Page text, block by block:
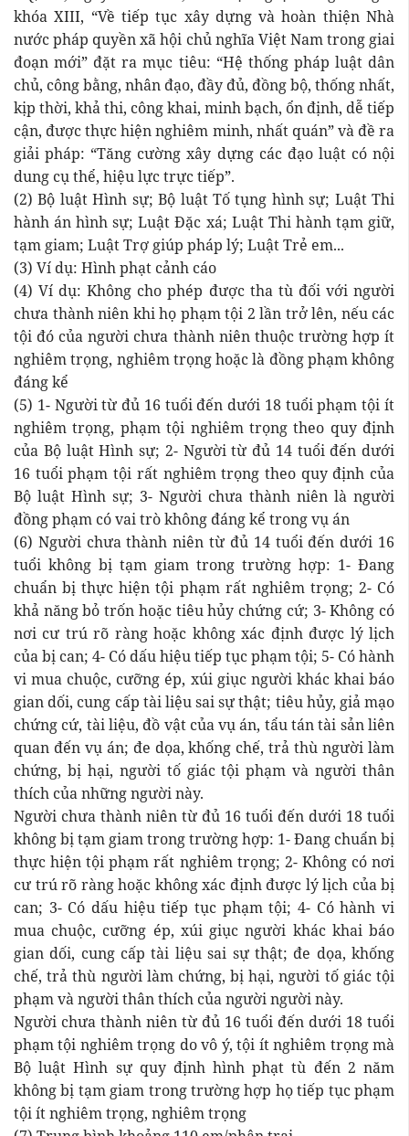
khóa XIII, “Về tiếp tục xây dựng và hoàn thiện Nhà
nước pháp quyền xã hội chủ nghĩa Việt Nam trong giai
đoạn mới” đặt ra mục tiêu: “Hệ thống pháp luật dân
chủ, công bằng, nhân đạo, đầy đủ, đồng bộ, thống nhất,
kịp thời, khả thi, công khai, minh bạch, ổn định, dễ tiếp
cận, được thực hiện nghiêm minh, nhất quán” và đề ra
giải pháp: “Tăng cường xây dựng các đạo luật có nội
dung cụ thể, hiệu lực trực tiếp”.
(2) Bộ luật Hình sự; Bộ luật Tố tụng hình sự; Luật Thi
hành án hình sự; Luật Đặc xá; Luật Thi hành tạm giữ,
tạm giam; Luật Trợ giúp pháp lý; Luật Trẻ em...
(3) Ví dụ: Hình phạt cảnh cáo
(4) Ví dụ: Không cho phép được tha tù đối với người
chưa thành niên khi họ phạm tội 2 lần trở lên, nếu các
tội đó của người chưa thành niên thuộc trường hợp ít
nghiêm trọng, nghiêm trọng hoặc là đồng phạm không
đáng kể
(5) 1- Người từ đủ 16 tuổi đến dưới 18 tuổi phạm tội ít
nghiêm trọng, phạm tội nghiêm trọng theo quy định
của Bộ luật Hình sự; 2- Người từ đủ 14 tuổi đến dưới
16 tuổi phạm tội rất nghiêm trọng theo quy định của
Bộ luật Hình sự; 3- Người chưa thành niên là người
đồng phạm có vai trò không đáng kể trong vụ án
(6) Người chưa thành niên từ đủ 14 tuổi đến dưới 16
tuổi không bị tạm giam trong trường hợp: 1- Đang
chuẩn bị thực hiện tội phạm rất nghiêm trọng; 2- Có
khả năng bỏ trốn hoặc tiêu hủy chứng cứ; 3- Không có
nơi cư trú rõ ràng hoặc không xác định được lý lịch
của bị can; 4- Có dấu hiệu tiếp tục phạm tội; 5- Có hành
vi mua chuộc, cưỡng ép, xúi giục người khác khai báo
gian dối, cung cấp tài liệu sai sự thật; tiêu hủy, giả mạo
chứng cứ, tài liệu, đồ vật của vụ án, tẩu tán tài sản liên
quan đến vụ án; đe dọa, khống chế, trả thù người làm
chứng, bị hại, người tố giác tội phạm và người thân
thích của những người này.
Người chưa thành niên từ đủ 16 tuổi đến dưới 18 tuổi
không bị tạm giam trong trường hợp: 1- Đang chuẩn bị
thực hiện tội phạm rất nghiêm trọng; 2- Không có nơi
cư trú rõ ràng hoặc không xác định được lý lịch của bị
can; 3- Có dấu hiệu tiếp tục phạm tội; 4- Có hành vi
mua chuộc, cưỡng ép, xúi giục người khác khai báo
gian dối, cung cấp tài liệu sai sự thật; đe dọa, khống
chế, trả thù người làm chứng, bị hại, người tố giác tội
phạm và người thân thích của người người này.
Người chưa thành niên từ đủ 16 tuổi đến dưới 18 tuổi
phạm tội nghiêm trọng do vô ý, tội ít nghiêm trọng mà
Bộ luật Hình sự quy định hình phạt tù đến 2 năm
không bị tạm giam trong trường hợp họ tiếp tục phạm
tội ít nghiêm trọng, nghiêm trọng